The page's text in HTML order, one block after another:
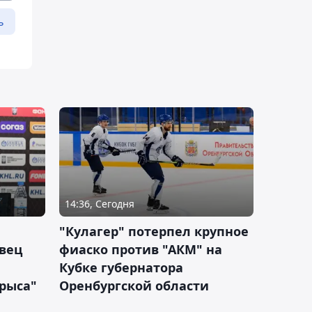
14:36, Сегодня
"Кулагер" потерпел крупное
фиаско против "АКМ" на
Кубке губернатора
Оренбургской области